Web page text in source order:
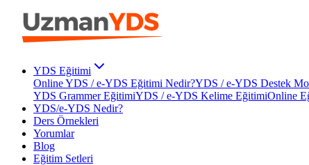
YDS Eğitimi
Online YDS / e-YDS Eğitimi Nedir?YDS / e-YDS Destek
YDS Grammer EğitimiYDS / e-YDS Kelime EğitimiOnline
YDS/e-YDS Nedir?
Ders Örnekleri
Yorumlar
Blog
Eğitim Setleri